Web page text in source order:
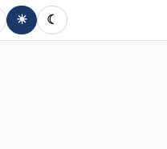
☀ ☾